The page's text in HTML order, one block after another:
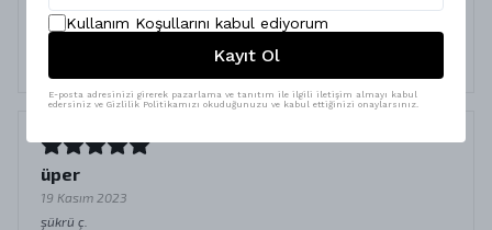
Erkan M.
ürün çok kaliteli ve çok hızlı kargo.fakat bedenleri çok
büyük.iade etmek zorunda kaldım.renk te bir tık daha farklı.
üper
19 Kasım 2023
şükrü ç.
Kullanım Koşullarını kabul ediyorum
Kayıt Ol
E-posta adresinizi girerek pazarlama ve tanıtım ile ilgili iletişim almayı kabul
edersiniz ve Gizlilik Politikamızı okuduğunuzu ve kabul ettiğinizi onaylarsınız.